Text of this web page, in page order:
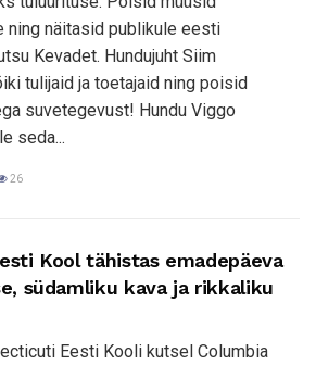
ning näitasid publikule eesti
Kevadet. Hundujuht Siim
tulijaid ja toetajaid ning poisid
suvetegevust! Hundu Viggo
seda...
26
Kool tähistas emadepäeva
südamliku kava ja rikkaliku
Eesti Kooli kutsel Columbia